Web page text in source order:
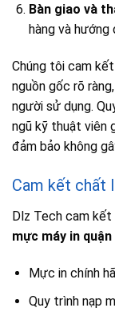
Bàn giao và
hàng và hướng
Chúng tôi cam
nguồn gốc rõ
người sử dụng.
ngũ kỹ thuật viên
đảm bảo không
Cam kết chất
Dlz Tech cam kết
mực máy in quận
Mực in chính
Quy trình nạp